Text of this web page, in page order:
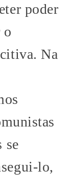
poder
o
Na
se
lo,